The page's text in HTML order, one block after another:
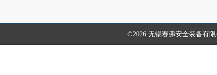
©2026 无锡赛弗安全装备有